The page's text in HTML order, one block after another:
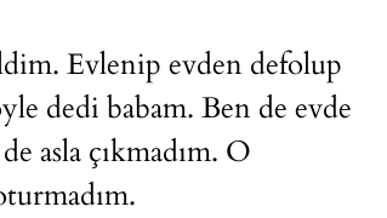
Evlenip evden defolup
dedi babam. Ben de evde
asla çıkmadım. O